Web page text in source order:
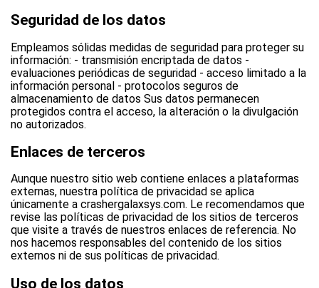
Seguridad de los datos
Empleamos sólidas medidas de seguridad para proteger su
información: - transmisión encriptada de datos -
evaluaciones periódicas de seguridad - acceso limitado a la
información personal - protocolos seguros de
almacenamiento de datos Sus datos permanecen
protegidos contra el acceso, la alteración o la divulgación
no autorizados.
Enlaces de terceros
Aunque nuestro sitio web contiene enlaces a plataformas
externas, nuestra política de privacidad se aplica
únicamente a crashergalaxsys.com. Le recomendamos que
revise las políticas de privacidad de los sitios de terceros
que visite a través de nuestros enlaces de referencia. No
nos hacemos responsables del contenido de los sitios
externos ni de sus políticas de privacidad.
Uso de los datos